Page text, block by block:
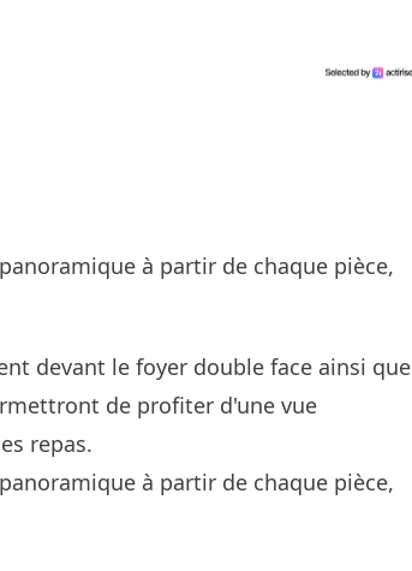
devant le foyer double face ainsi que
de profiter d'une vue
repas.